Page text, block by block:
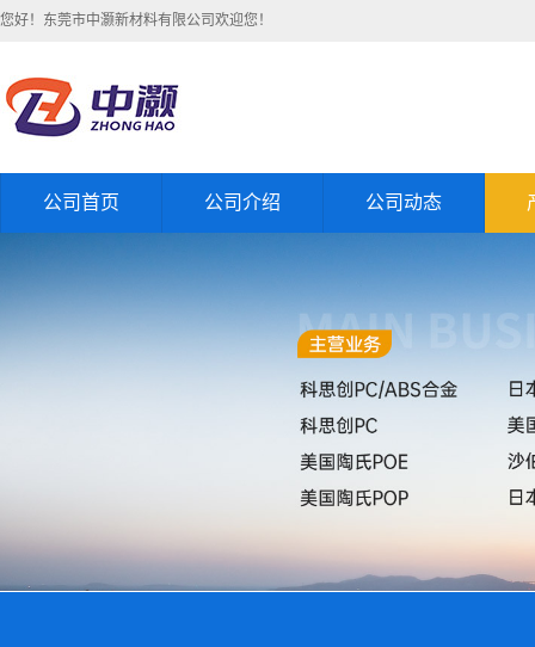
您好！东莞市中灏新材料有限公司欢迎您！
公司首页 公司介绍 公司动态